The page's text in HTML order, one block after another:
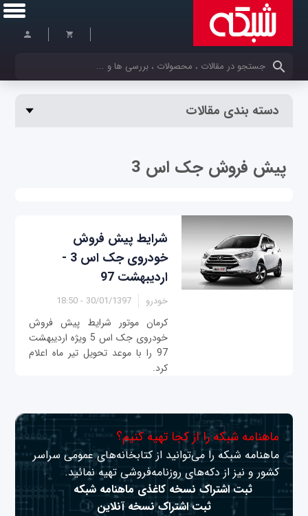
کلمات کلیدی خود را وارد کنید
دسته بندی مقالات
پیش فروش جک اس 3
شرایط پیش فروش
خودروی جک اس 3 -
اردیبهشت 97
خودرو 30/01/1397 - 18:50
کرمان موتور شرایط پیش فروش
خودروی جک اس 5 ویژه اردیبهشت
97 را با موعد تحویل تیر ماه اعلام
کرد.
ماهنامه شبکه را از کجا تهیه کنیم؟
ماهنامه شبکه را می‌توانید از کتابخانه‌های عمومی سراسر
کشور و نیز از دکه‌های روزنامه‌فروشی تهیه نمائید.
ثبت اشتراک نسخه کاغذی ماهنامه شبکه
ثبت اشتراک نسخه آنلاین